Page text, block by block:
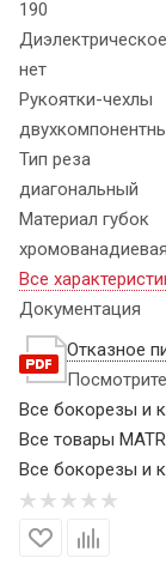
190
нет
Рукоятки-чехлы
Тип реза
диагональный
Материал губок
Все
Документация
Отказное
Все бокорезы и
Все товары
Все бокорезы и